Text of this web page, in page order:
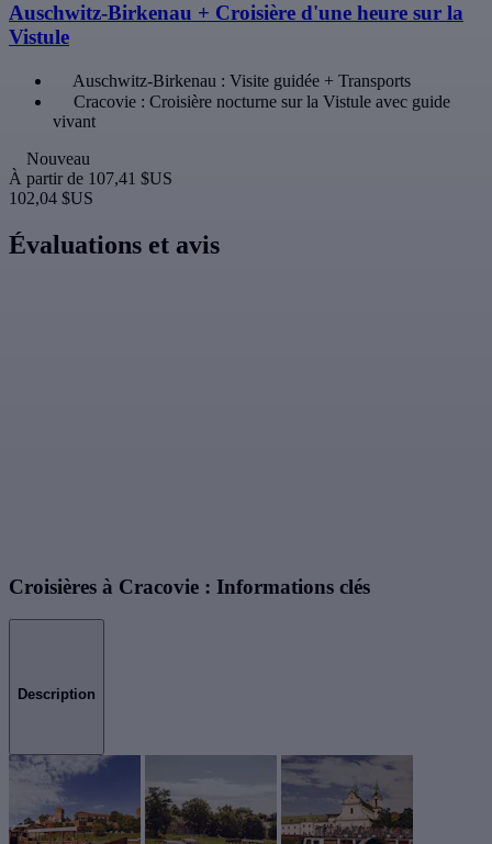
Auschwitz-Birkenau + Croisière d'une heure sur la
Vistule
Auschwitz-Birkenau : Visite guidée + Transports
Cracovie : Croisière nocturne sur la Vistule avec guide
vivant
Nouveau
À partir de 107,41 $US
102,04 $US
Évaluations et avis
Croisières à Cracovie : Informations clés
Description